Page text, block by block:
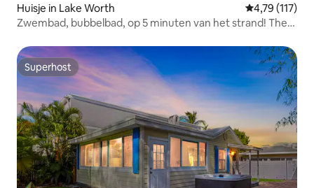
Huisje in Lake Worth Gemiddelde
4,79 (117)
Zwembad, bubbelbad, op 5 minuten van het strand! The
Superhost
Superhost